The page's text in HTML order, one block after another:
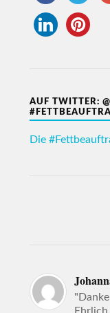
AUF TWITTER:
Die